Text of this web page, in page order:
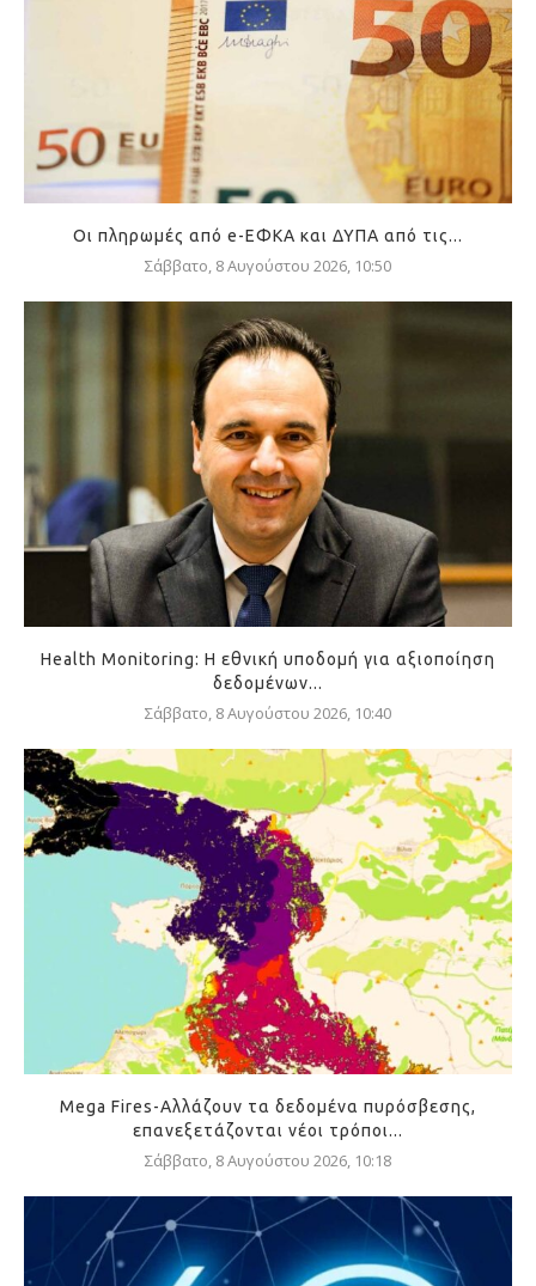
Οι πληρωμές από e-ΕΦΚΑ και ΔΥΠΑ από τις...
Σάββατο, 8 Αυγούστου 2026, 10:50
Health Monitoring: Η εθνική υποδομή για αξιοποίηση
δεδομένων...
Σάββατο, 8 Αυγούστου 2026, 10:40
Mega Fires-Αλλάζουν τα δεδομένα πυρόσβεσης,
επανεξετάζονται νέοι τρόποι...
Σάββατο, 8 Αυγούστου 2026, 10:18